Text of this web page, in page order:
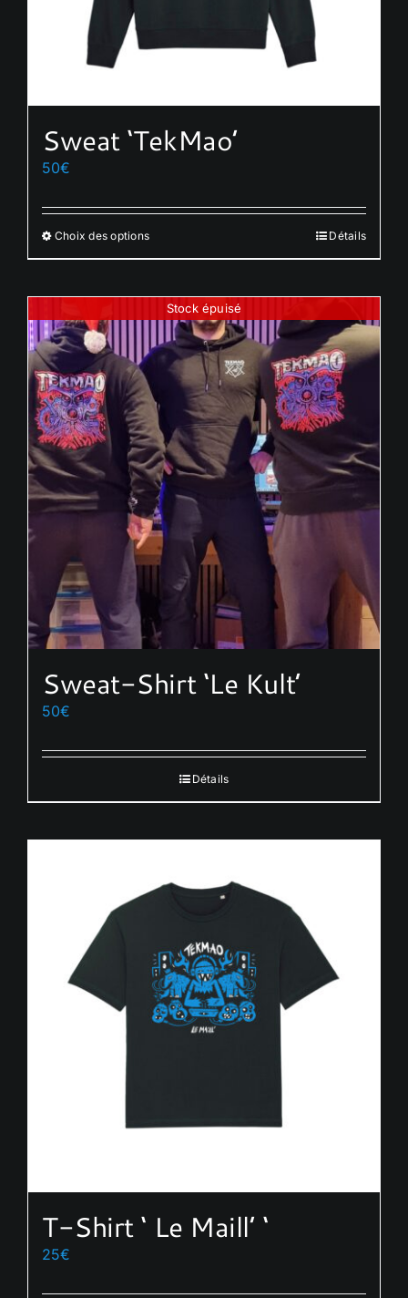
Sweat ‘TekMao’
50€
Choix des optionsCe
produit
plusieurs
variations.
Les
options
peuvent
être
choisies
sur
la
page
du
produit
Détails
Stock épuisé
Sweat-Shirt ‘Le Kult’
50€
Détails
T-Shirt ‘ Le Maill’ ‘
25€